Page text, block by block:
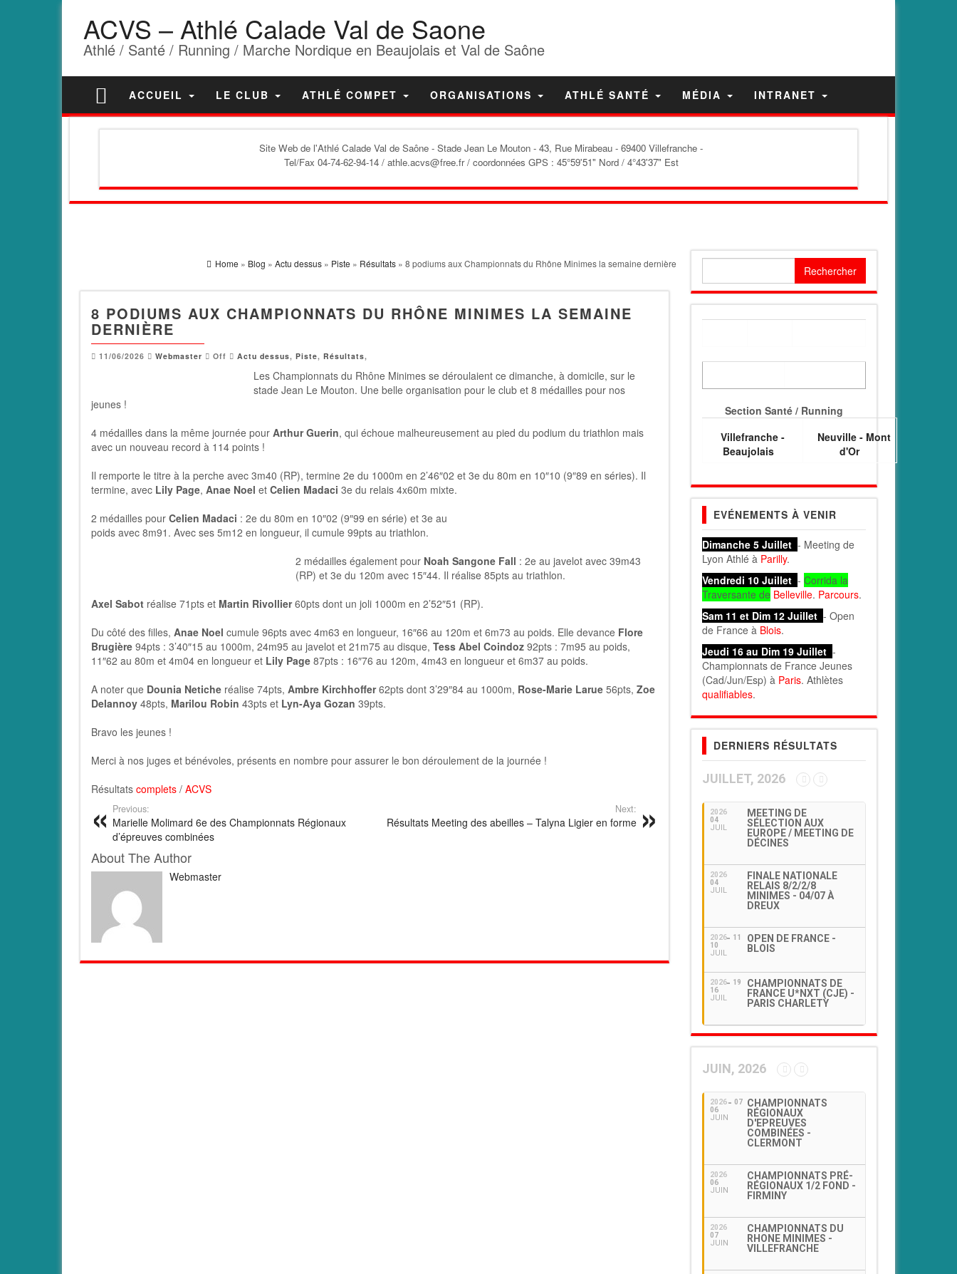
ACVS – Athlé Calade Val de Saone
Athlé / Santé / Running / Marche Nordique en Beaujolais et Val de Saône
ACCUEIL LE CLUB ATHLÉ COMPET ORGANISATIONS ATHLÉ SANTÉ MÉDIA INTRANET
Site Web de l'Athlé Calade Val de Saône - Stade Jean Le Mouton - 43, Rue Mirabeau - 69400 Villefranche -
Tel/Fax 04-74-62-94-14 / athle.acvs@free.fr / coordonnées GPS : 45°59'51" Nord / 4°43'37" Est
Home » Blog » Actu dessus» Piste » Résultats» 8 podiums aux Championnats du Rhône Minimes la semaine dernière
8 PODIUMS AUX CHAMPIONNATS DU RHÔNE MINIMES LA SEMAINE
DERNIÈRE
11/06/2026 Webmaster Off Actu dessus, Piste, Résultats,
Les Championnats du Rhône Minimes se déroulaient ce dimanche, à domicile, sur le
stade Jean Le Mouton. Une belle organisation pour le club et 8 médailles pour nos
jeunes !
4 médailles dans la même journée pour Arthur Guerin, qui échoue malheureusement au pied du podium du triathlon mais
avec un nouveau record à 114 points !
Il remporte le titre à la perche avec 3m40 (RP), termine 2e du 1000m en 2’46″02 et 3e du 80m en 10″10 (9″89 en séries). Il
termine, avec Lily Page, Anae Noel et Celien Madaci 3e du relais 4x60m mixte.
2 médailles pour Celien Madaci : 2e du 80m en 10″02 (9″99 en série) et 3e au
poids avec 8m91. Avec ses 5m12 en longueur, il cumule 99pts au triathlon.
2 médailles également pour Noah Sangone Fall : 2e au javelot avec 39m43
(RP) et 3e du 120m avec 15″44. Il réalise 85pts au triathlon.
Axel Sabot réalise 71pts et Martin Rivollier60pts dont un joli 1000m en 2’52″51 (RP).
Du côté des filles, Anae Noel cumule 96pts avec 4m63 en longueur, 16″66 au 120m et 6m73 au poids. Elle devance Flore
Brugière 94pts : 3’40″15 au 1000m, 24m95 au javelot et 21m75 au disque, Tess Abel Coindoz 92pts : 7m95 au poids,
11″62 au 80m et 4m04 en longueur et Lily Page 87pts : 16″76 au 120m, 4m43 en longueur et 6m37 au poids.
A noter que Dounia Netiche réalise 74pts, Ambre Kirchhoffer62pts dont 3’29″84 au 1000m, Rose-Marie Larue 56pts, Zoe
Delannoy 48pts, Marilou Robin 43pts et Lyn-Aya Gozan 39pts.
Bravo les jeunes !
Merci à nos juges et bénévoles, présents en nombre pour assurer le bon déroulement de la journée !
Résultats complets / ACVS
Previous:
Marielle Molimard 6e des Championnats Régionaux
d’épreuves combinées
Next:
Résultats Meeting des abeilles – Talyna Ligier en forme
About The Author
Webmaster
Section Santé / Running
Villefranche -
Beaujolais
Neuville - Mont
d'Or
EVÉNEMENTS À VENIR
Dimanche 5 Juillet - Meeting de
Lyon Athlé à Parilly.
Vendredi 10 Juillet - Corrida la
Traversante de Belleville. Parcours.
Sam 11 et Dim 12 Juillet - Open
de France à Blois.
Jeudi 16 au Dim 19 Juillet -
Championnats de France Jeunes
(Cad/Jun/Esp) à Paris. Athlètes
qualifiables.
DERNIERS RÉSULTATS
JUILLET, 2026
2026
04
JUIL
MEETING DE
SÉLECTION AUX
EUROPE / MEETING DE
DÉCINES
2026
04
JUIL
FINALE NATIONALE
RELAIS 8/2/2/8
MINIMES - 04/07 À
DREUX
2026
10
JUIL
11
OPEN DE FRANCE -
BLOIS
2026
16
JUIL
19
CHAMPIONNATS DE
FRANCE U*NXT (CJE) -
PARIS CHARLETY
JUIN, 2026
2026
06
JUIN
07
CHAMPIONNATS
RÉGIONAUX
D'EPREUVES
COMBINÉES -
CLERMONT
2026
06
JUIN
CHAMPIONNATS PRÉ-
RÉGIONAUX 1/2 FOND -
FIRMINY
2026
07
JUIN
CHAMPIONNATS DU
RHONE MINIMES -
VILLEFRANCHE